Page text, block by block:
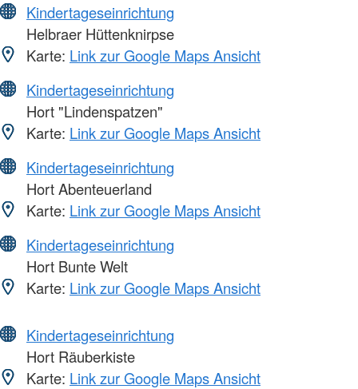
Kindertageseinrichtung
Helbraer Hüttenknirpse
Karte: Link zur Google Maps Ansicht
Kindertageseinrichtung
Hort "Lindenspatzen"
Karte: Link zur Google Maps Ansicht
Kindertageseinrichtung
Hort Abenteuerland
Karte: Link zur Google Maps Ansicht
Kindertageseinrichtung
Hort Bunte Welt
Karte: Link zur Google Maps Ansicht
Kindertageseinrichtung
Hort Räuberkiste
Karte: Link zur Google Maps Ansicht